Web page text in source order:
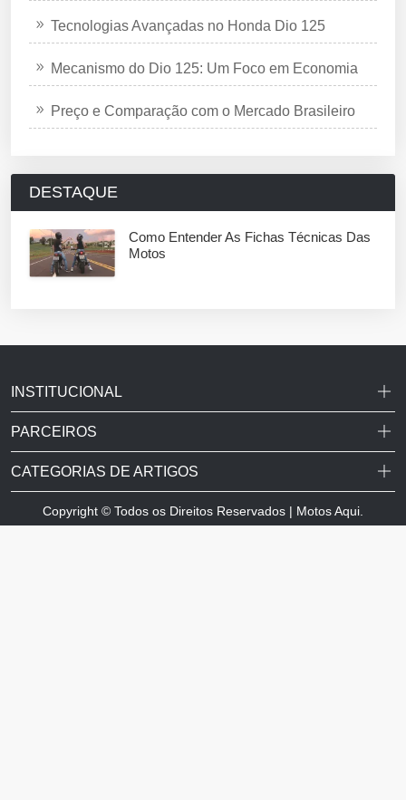
Tecnologias Avançadas no Honda Dio 125
Mecanismo do Dio 125: Um Foco em Economia
Preço e Comparação com o Mercado Brasileiro
DESTAQUE
Como Entender As Fichas Técnicas Das
Motos
INSTITUCIONAL
PARCEIROS
CATEGORIAS DE ARTIGOS
Copyright © Todos os Direitos Reservados | Motos Aqui.